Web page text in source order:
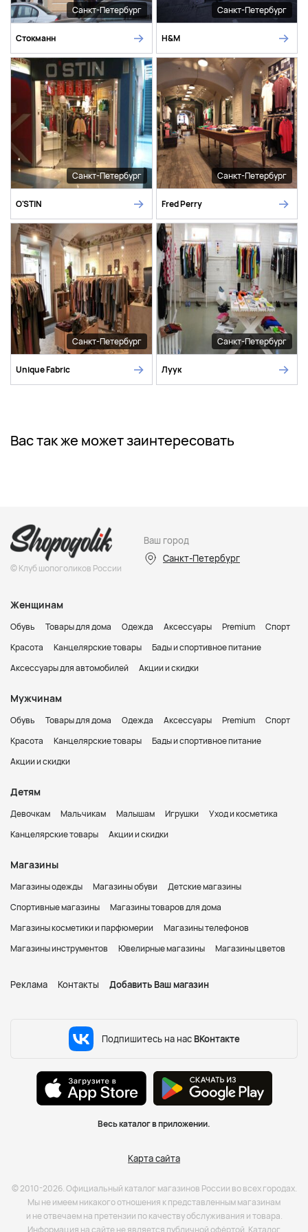
Санкт-Петербург
Стокманн
Санкт-Петербург
H&M
Санкт-Петербург
O'STIN
Санкт-Петербург
Fred Perry
Санкт-Петербург
Unique Fabric
Санкт-Петербург
Луук
Вас так же может заинтересовать
© Клуб шопоголиков России
Ваш город
Санкт-Петербург
Женщинам
Обувь Товары для дома Одежда Аксессуары Premium
Спорт
Красота
Канцелярские товары
Бады и спортивное питание
Аксессуары для автомобилей
Акции и скидки
Мужчинам
Обувь Товары для дома Одежда Аксессуары Premium
Спорт
Красота
Канцелярские товары
Бады и спортивное питание
Акции и скидки
Детям
Девочкам Мальчикам Малышам Игрушки
Уход и косметика
Канцелярские товары
Акции и скидки
Магазины
Магазины одежды Магазины обуви
Детские магазины
Спортивные магазины
Магазины товаров для дома
Магазины косметики и парфюмерии
Магазины телефонов
Магазины инструментов
Ювелирные магазины Магазины цветов
Реклама Контакты Добавить Ваш магазин
Подпишитесь на нас ВКонтакте
Весь каталог в приложении.
Карта сайта
© 2010-2026. Официальный каталог магазинов России во всех городах.
Мы не имеем никакого отношения к представленным магазинам
и не отвечаем на претензии по качеству обслуживания и товара.